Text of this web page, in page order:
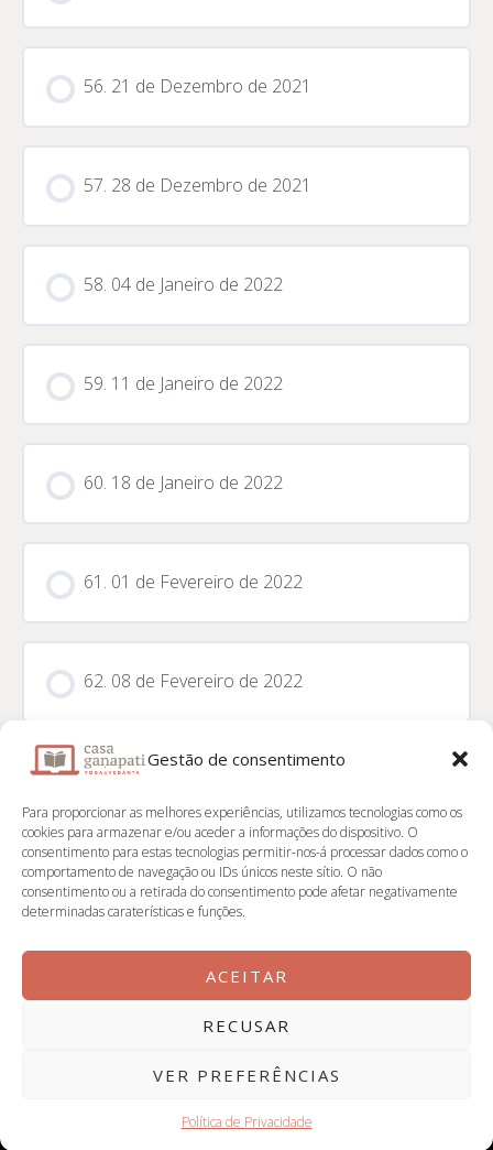
Gestão de consentimento
Para proporcionar as melhores experiências, utilizamos tecnologias como os
cookies para armazenar e/ou aceder a informações do dispositivo. O
consentimento para estas tecnologias permitir-nos-á processar dados como o
comportamento de navegação ou IDs únicos neste sítio. O não
consentimento ou a retirada do consentimento pode afetar negativamente
determinadas caraterísticas e funções.
ACEITAR
RECUSAR
VER PREFERÊNCIAS
Política de Privacidade
56. 21 de Dezembro de 2021
57. 28 de Dezembro de 2021
58. 04 de Janeiro de 2022
59. 11 de Janeiro de 2022
60. 18 de Janeiro de 2022
61. 01 de Fevereiro de 2022
62. 08 de Fevereiro de 2022
📌 Contactos
Casa Ganapati
Instagram
Copyright Casa Ganapati 2026 | Powered by Īśvara